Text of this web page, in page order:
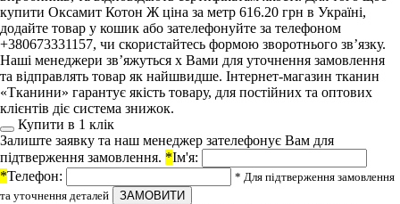
купити Оксамит Котон Ж ціна за метр 616.20 грн в Україні,
додайте товар у кошик або зателефонуйте за телефоном
+380673331157, чи скористайтесь формою зворотнього зв’язку.
Наші менеджери зв’яжуться х Вами для уточнення замовлення
та відправлять товар як найшвидше. Інтернет-магазин тканин
«Тканини» гарантує якість товару, для постійних та оптових
клієнтів діє система знижок.
Купити в 1 клiк
Залиште заявку та наш менеджер зателефонує Вам для
підтверження замовлення. *Ім'я:
*Телефон:
* Для підтверження замовлення
та уточнення деталей